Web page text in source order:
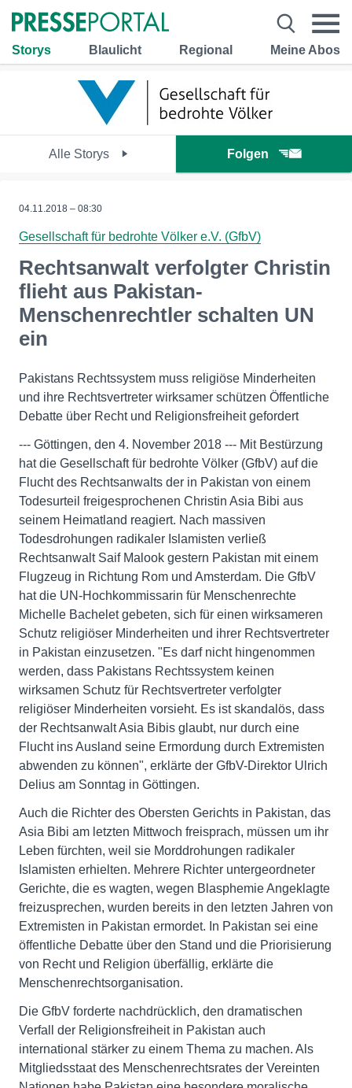
Storys Blaulicht Regional Meine Abos
Alle Storys Folgen
04.11.2018 – 08:30
Gesellschaft für bedrohte Völker e.V. (GfbV)
Rechtsanwalt verfolgter Christin
flieht aus Pakistan-
Menschenrechtler schalten UN
ein
Pakistans Rechtssystem muss religiöse Minderheiten
und ihre Rechtsvertreter wirksamer schützen Öffentliche
Debatte über Recht und Religionsfreiheit gefordert
--- Göttingen, den 4. November 2018 --- Mit Bestürzung
hat die Gesellschaft für bedrohte Völker (GfbV) auf die
Flucht des Rechtsanwalts der in Pakistan von einem
Todesurteil freigesprochenen Christin Asia Bibi aus
seinem Heimatland reagiert. Nach massiven
Todesdrohungen radikaler Islamisten verließ
Rechtsanwalt Saif Malook gestern Pakistan mit einem
Flugzeug in Richtung Rom und Amsterdam. Die GfbV
hat die UN-Hochkommissarin für Menschenrechte
Michelle Bachelet gebeten, sich für einen wirksameren
Schutz religiöser Minderheiten und ihrer Rechtsvertreter
in Pakistan einzusetzen. "Es darf nicht hingenommen
werden, dass Pakistans Rechtssystem keinen
wirksamen Schutz für Rechtsvertreter verfolgter
religiöser Minderheiten vorsieht. Es ist skandalös, dass
der Rechtsanwalt Asia Bibis glaubt, nur durch eine
Flucht ins Ausland seine Ermordung durch Extremisten
abwenden zu können", erklärte der GfbV-Direktor Ulrich
Delius am Sonntag in Göttingen.
Auch die Richter des Obersten Gerichts in Pakistan, das
Asia Bibi am letzten Mittwoch freisprach, müssen um ihr
Leben fürchten, weil sie Morddrohungen radikaler
Islamisten erhielten. Mehrere Richter untergeordneter
Gerichte, die es wagten, wegen Blasphemie Angeklagte
freizusprechen, wurden bereits in den letzten Jahren von
Extremisten in Pakistan ermordet. In Pakistan sei eine
öffentliche Debatte über den Stand und die Priorisierung
von Recht und Religion überfällig, erklärte die
Menschenrechtsorganisation.
Die GfbV forderte nachdrücklich, den dramatischen
Verfall der Religionsfreiheit in Pakistan auch
international stärker zu einem Thema zu machen. Als
Mitgliedsstaat des Menschenrechtsrates der Vereinten